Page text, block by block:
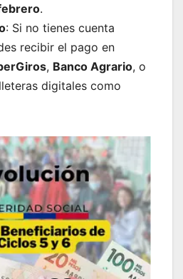
.
: Si no tienes cuenta
recibir el pago en
, Banco Agrario, o
digitales como